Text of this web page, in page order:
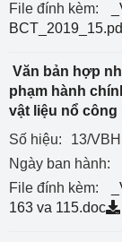
File đính kèm:
Văn bản hợp
phạm hành
vật liệu nổ công
Số hiệu:
13/
Ngày ban hành:
File đính kèm:
163 va 115.doc